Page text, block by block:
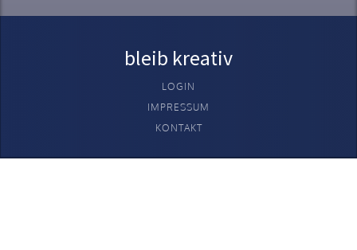
bleib kreativ
LOGIN
IMPRESSUM
KONTAKT